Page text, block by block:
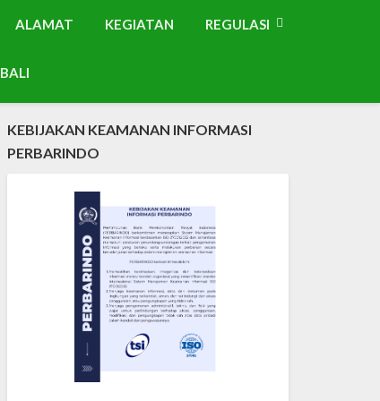
ALAMAT KEGIATAN REGULASI
BALI
KEBIJAKAN KEAMANAN INFORMASI
PERBARINDO